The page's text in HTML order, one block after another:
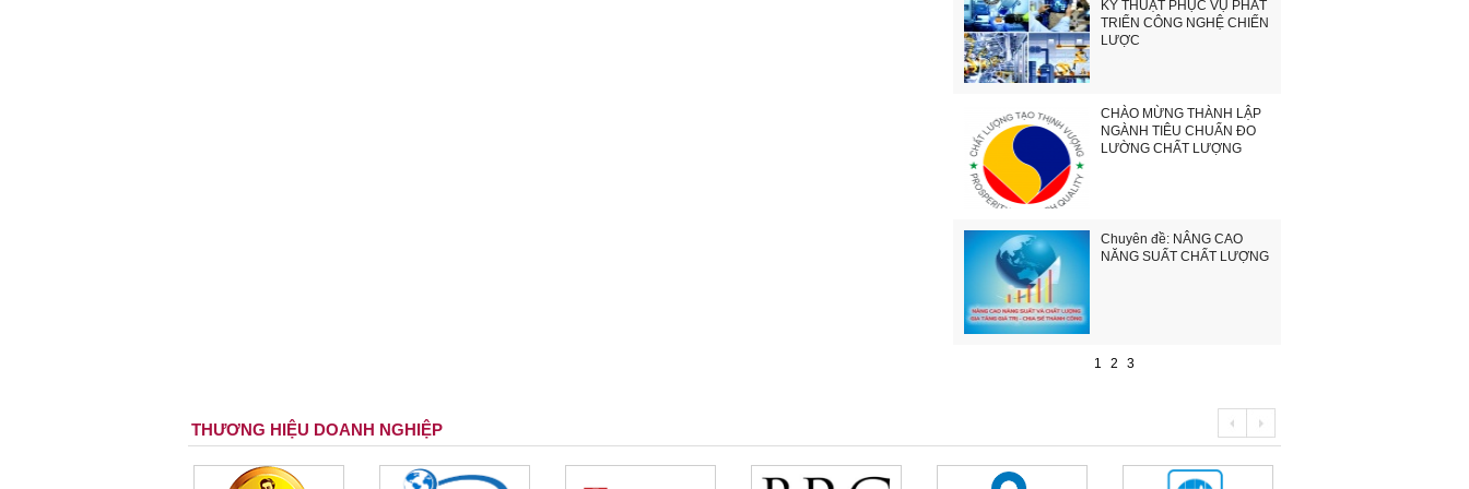
KỸ THUẬT PHỤC VỤ PHÁT
TRIỂN CÔNG NGHỆ CHIẾN
LƯỢC
CHÀO MỪNG THÀNH LẬP
NGÀNH TIÊU CHUẨN ĐO
LƯỜNG CHẤT LƯỢNG
Chuyên đề: NÂNG CAO
NĂNG SUẤT CHẤT LƯỢNG
1 2 3
THƯƠNG HIỆU DOANH NGHIỆP